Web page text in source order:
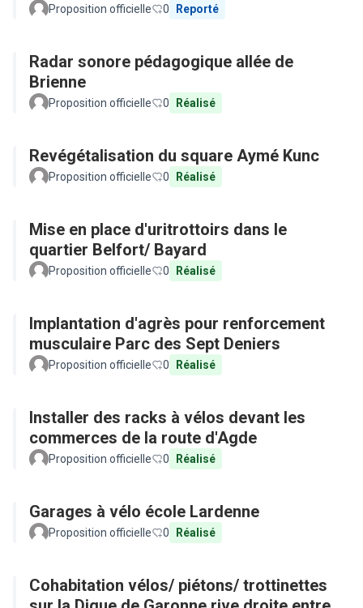
Proposition officielle 0 Reporté
Radar sonore pédagogique allée de
Brienne
Proposition officielle 0 Réalisé
Revégétalisation du square Aymé Kunc
Proposition officielle 0 Réalisé
Mise en place d'uritrottoirs dans le
quartier Belfort/ Bayard
Proposition officielle 0 Réalisé
Implantation d'agrès pour renforcement
musculaire Parc des Sept Deniers
Proposition officielle 0 Réalisé
Installer des racks à vélos devant les
commerces de la route d'Agde
Proposition officielle 0 Réalisé
Garages à vélo école Lardenne
Proposition officielle 0 Réalisé
Cohabitation vélos/ piétons/ trottinettes